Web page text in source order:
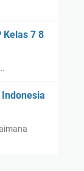
Kelas 7 8